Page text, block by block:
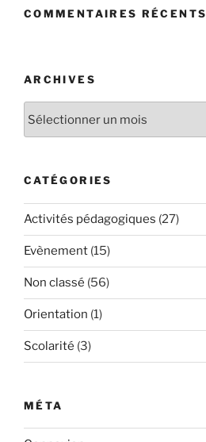
COMMENTAIRES RÉCENTS
ARCHIVES
CATÉGORIES
Activités pédagogiques (27)
Evènement (15)
Non classé (56)
Orientation (1)
Scolarité (3)
MÉTA